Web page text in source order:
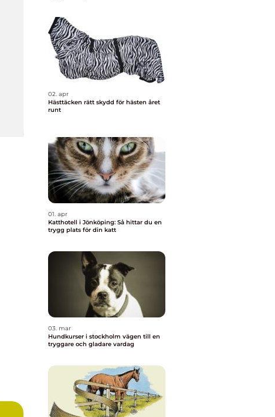
02. apr
Hästtäcken rätt skydd för hästen året
runt
01. apr
Katthotell i Jönköping: Så hittar du en
trygg plats för din katt
03. mar
Hundkurser i stockholm vägen till en
tryggare och gladare vardag